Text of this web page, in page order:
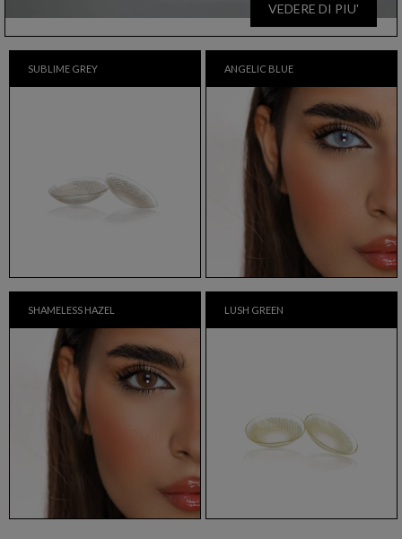
VEDERE DI PIU'
SUBLIME GREY ANGELIC BLUE
SHAMELESS HAZEL LUSH GREEN